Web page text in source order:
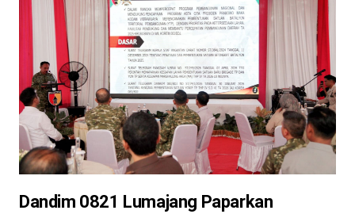
Dandim 0821 Lumajang Paparkan